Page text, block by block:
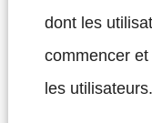
dont les
commencer
les utilisateurs.